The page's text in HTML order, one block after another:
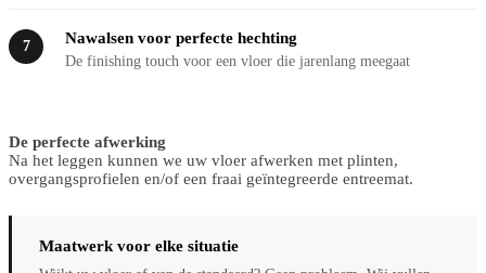
7 Nawalsen voor perfecte hechting
De finishing touch voor een vloer die jarenlang meegaat
De perfecte afwerking
Na het leggen kunnen we uw vloer afwerken met plinten,
overgangsprofielen en/of een fraai geïntegreerde entreemat.
Maatwerk voor elke situatie